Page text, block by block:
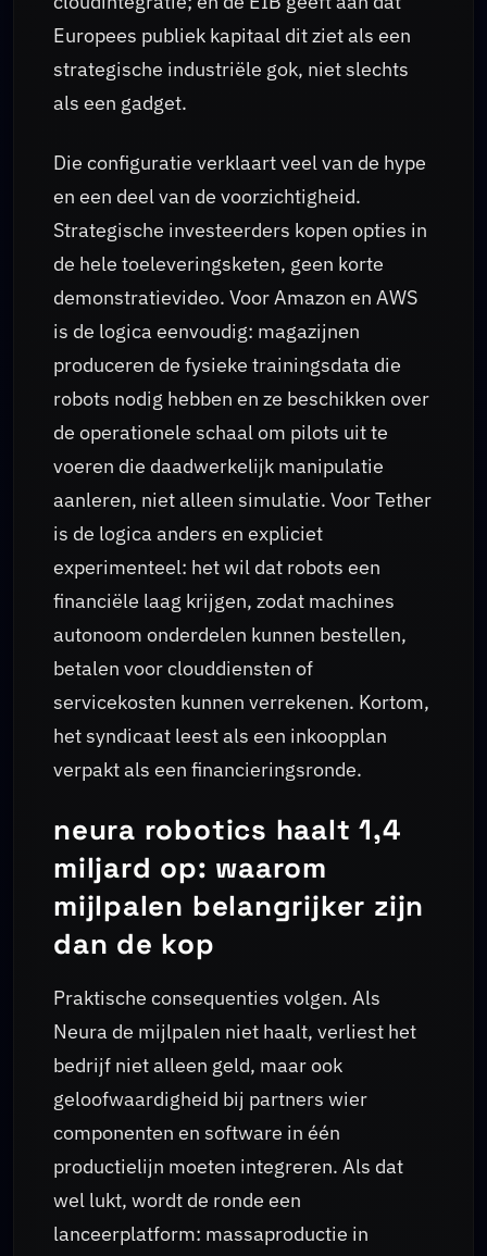
Europees publiek kapitaal dit ziet als een
strategische industriële gok, niet slechts
als een gadget.
Die configuratie verklaart veel van de hype
en een deel van de voorzichtigheid.
Strategische investeerders kopen opties in
de hele toeleveringsketen, geen korte
demonstratievideo. Voor Amazon en AWS
is de logica eenvoudig: magazijnen
produceren de fysieke trainingsdata die
robots nodig hebben en ze beschikken over
de operationele schaal om pilots uit te
voeren die daadwerkelijk manipulatie
aanleren, niet alleen simulatie. Voor Tether
is de logica anders en expliciet
experimenteel: het wil dat robots een
financiële laag krijgen, zodat machines
autonoom onderdelen kunnen bestellen,
betalen voor clouddiensten of
servicekosten kunnen verrekenen. Kortom,
het syndicaat leest als een inkoopplan
verpakt als een financieringsronde.
neura robotics haalt 1,4
miljard op: waarom
mijlpalen belangrijker zijn
dan de kop
Praktische consequenties volgen. Als
Neura de mijlpalen niet haalt, verliest het
bedrijf niet alleen geld, maar ook
geloofwaardigheid bij partners wier
componenten en software in één
productielijn moeten integreren. Als dat
wel lukt, wordt de ronde een
lanceerplatform: massaproductie in